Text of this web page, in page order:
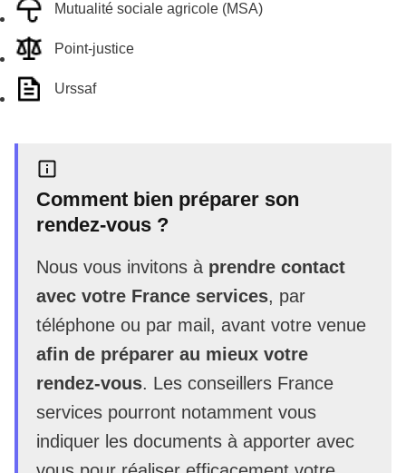
Mutualité sociale agricole (MSA)
Point-justice
Urssaf
Comment bien préparer son
rendez-vous ?
Nous vous invitons à prendre contact
avec votre France services, par
téléphone ou par mail, avant votre venue
afin de préparer au mieux votre
rendez-vous. Les conseillers France
services pourront notamment vous
indiquer les documents à apporter avec